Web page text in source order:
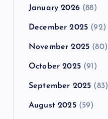
January 2026(88)
December 2025 (92)
November 2025 (80)
October 2025(91)
September 2025 (83)
August 2025(59)